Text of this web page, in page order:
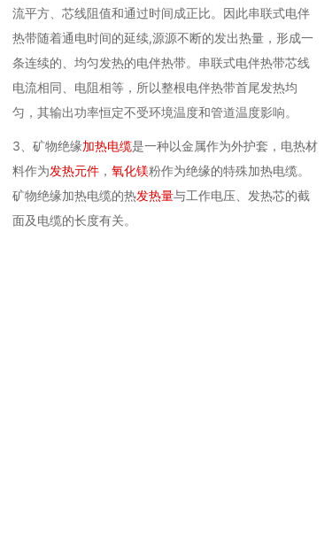
流平方、芯线阻值和通过时间成正比。因此串联式电伴
热带随着通电时间的延续,源源不断的发出热量，形成一
条连续的、均匀发热的电伴热带。串联式电伴热带芯线
电流相同、电阻相等，所以整根电伴热带首尾发热均
匀，其输出功率恒定不受环境温度和管道温度影响。
3、矿物绝缘加热电缆是一种以金属作为外护套，电热材
料作为发热元件 ， 氧化镁粉作为绝缘的特殊加热电缆。
矿物绝缘加热电缆的热发热量与工作电压、发热芯的截
面及电缆的长度有关。